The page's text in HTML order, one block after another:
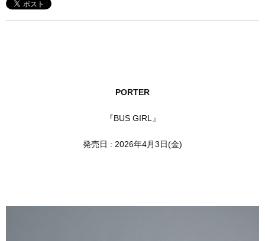
PORTER
『BUS GIRL』
発売日 : 2026年4月3日(金)